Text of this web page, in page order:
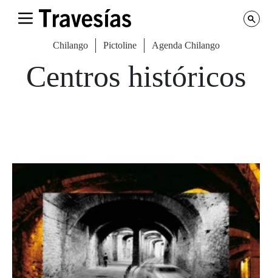
Chilango Pictoline Agenda Chilango
Centros históricos